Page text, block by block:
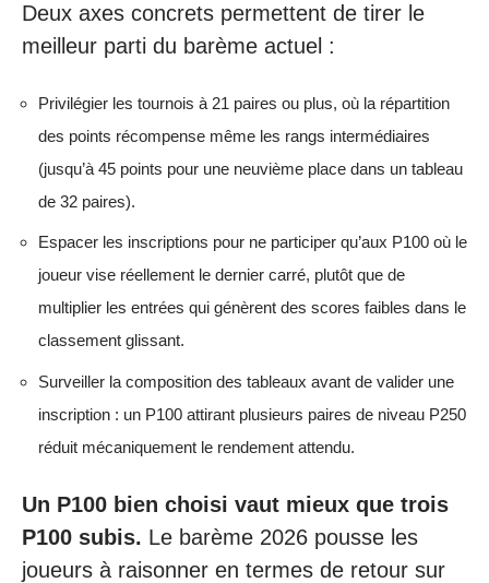
Deux axes concrets permettent de tirer le
meilleur parti du barème actuel :
Privilégier les tournois à 21 paires ou plus, où la répartition
des points récompense même les rangs intermédiaires
(jusqu’à 45 points pour une neuvième place dans un tableau
de 32 paires).
Espacer les inscriptions pour ne participer qu’aux P100 où le
joueur vise réellement le dernier carré, plutôt que de
multiplier les entrées qui génèrent des scores faibles dans le
classement glissant.
Surveiller la composition des tableaux avant de valider une
inscription : un P100 attirant plusieurs paires de niveau P250
réduit mécaniquement le rendement attendu.
Un P100 bien choisi vaut mieux que trois
P100 subis. Le barème 2026 pousse les
joueurs à raisonner en termes de retour sur